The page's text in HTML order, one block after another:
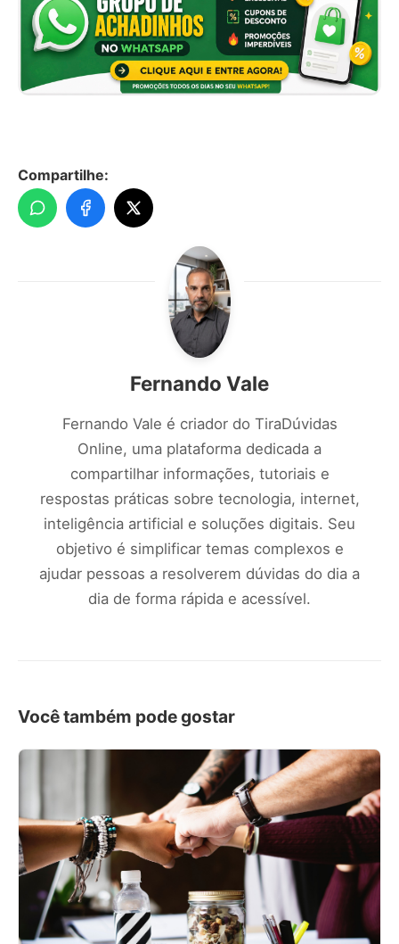
Compartilhe:
Fernando Vale
Fernando Vale é criador do TiraDúvidas
Online, uma plataforma dedicada a
compartilhar informações, tutoriais e
respostas práticas sobre tecnologia, internet,
inteligência artificial e soluções digitais. Seu
objetivo é simplificar temas complexos e
ajudar pessoas a resolverem dúvidas do dia a
dia de forma rápida e acessível.
Você também pode gostar